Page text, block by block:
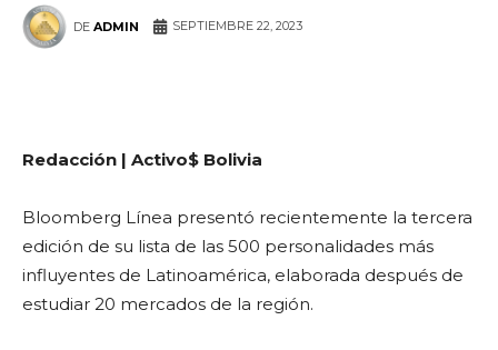
DE ADMIN SEPTIEMBRE 22, 2023
Redacción | Activo$ Bolivia
Bloomberg Línea presentó recientemente la tercera
edición de su lista de las 500 personalidades más
influyentes de Latinoamérica, elaborada después de
estudiar 20 mercados de la región.